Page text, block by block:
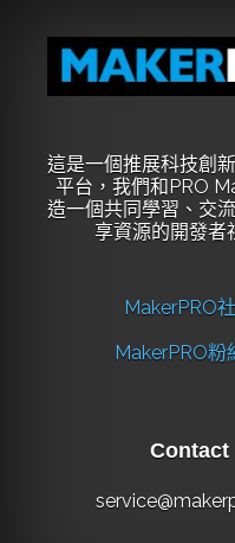
這是一個推展科技創
平台，我們和PRO
造一個共同學習、交
享資源的開發者
MakerPRO
MakerPRO粉
Contact